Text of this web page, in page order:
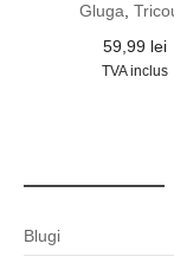
Gluga,
59,99 lei
TVA inclus
Blugi